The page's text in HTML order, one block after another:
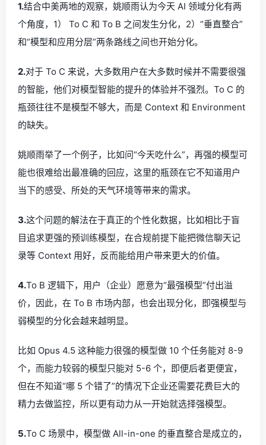
1.结合中美两地的观察，姚顺雨认为今天 AI 领域分化有两
个角度，1） To C 和 To B 之间发生分化，2）“垂直整合”
和“模型和应用分层”两条路线之间也开始分化。
2.对于 To C 来说，大多数用户在大多数时候并不需要很强
的智能，他们对模型智能的提升的体验并不强烈。To C 的
瓶颈往往不是模型不够大，而是 Context 和 Environment
的缺失。
姚顺雨举了一个例子，比如问“今天吃什么”，再强的模型可
能也很难给出最准确的回应，这里的瓶颈在它不知道用户
当下的感受、所处的天气环境等带来的需求。
3.这个问题的解法在于真正的个性化数据，比如相比于盲
目追求更强的预训练模型，在合规前提下能把微信聊天记
录等 Context 用好，反而能给用户带来更大的价值。
4.To B 逻辑下，用户（企业）愿意为“最强模型”付出溢
价，因此，在 To B 市场内部，也会出现分化，即强模型与
弱模型的分化会越来越明显。
比如 Opus 4.5 这种能力很强的模型做 10 个任务能对 8-9
个，而能力较弱的模型只能对 5-6 个，即便后者更便宜，
但在不知道“哪 5 个错了”的情况下企业还需要花费巨大的
精力去做监控，所以更有动力从一开始就选择强模型。
5.To C 场景中，模型做 All-in-one 的垂直整合是成立的，